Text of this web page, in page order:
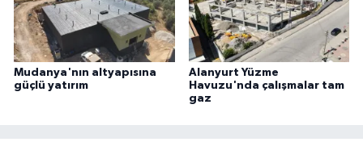
Mudanya'nın altyapısına
güçlü yatırım
Alanyurt Yüzme
Havuzu'nda çalışmalar tam
gaz